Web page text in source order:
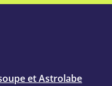
et Astrolabe